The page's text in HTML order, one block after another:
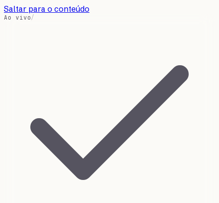
Saltar para o conteúdo
Ao vivo/